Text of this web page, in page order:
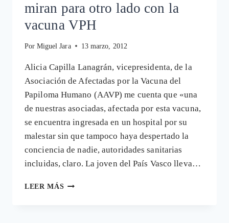
CONTRA
EL
PAPILOMAVIRUS
miran para otro lado con la
vacuna VPH
Por Miguel Jara 13 marzo, 2012
Alicia Capilla Lanagrán, vicepresidenta, de la
Asociación de Afectadas por la Vacuna del
Papiloma Humano (AAVP) me cuenta que «una
de nuestras asociadas, afectada por esta vacuna,
se encuentra ingresada en un hospital por su
malestar sin que tampoco haya despertado la
conciencia de nadie, autoridades sanitarias
incluidas, claro. La joven del País Vasco lleva…
LEER MÁS LAS